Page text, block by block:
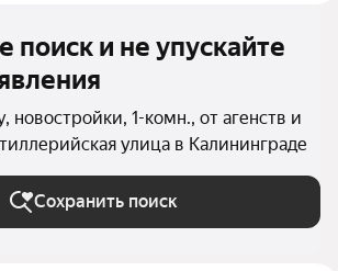
поиск и не упускайте
новостройки, 1-комн., от агенств и
улица в Калининграде
Сохранить поиск